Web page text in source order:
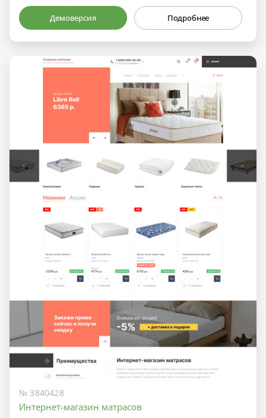
Демоверсия Подробнее
№ 3840428
Интернет-магазин матрасов